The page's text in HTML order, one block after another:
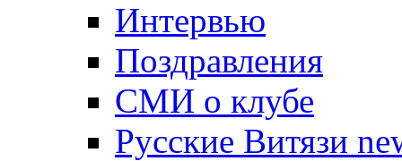
Интервью
Поздравления
СМИ о клубе
Русские Витязи